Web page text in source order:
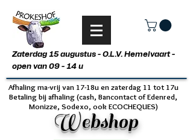
Zaterdag 15 augustus - O.L.V. Hemelvaart -
open van 09 - 14 u
Webshop
Afhaling ma-vrijvan 17-18u enzaterdag 11 tot 17u
Betaling bij afhaling (cash, Bancontact of Edenred,
Monizze, Sodexo, ook ECOCHEQUES)